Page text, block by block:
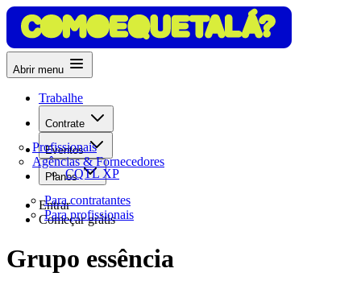
Abrir menu
Trabalhe
Contrate
Profissionais
Agências & Fornecedores
Eventos
CQTL XP
Planos
Para contratantes
Para profissionais
Entrar
Começar grátis
Grupo essência